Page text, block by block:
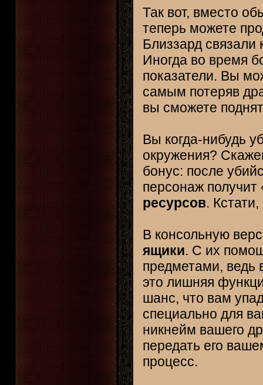
Так вот, вместо
теперь можете
Близзард
Иногда во время
показатели. Вы
самым потеряв
вы сможете
Вы когда-нибудь
окружения?
бонус: после
персонаж
ресурсов.
В консольную
ящики. С их
предметами, ведь
это лишняя
шанс, что вам
специально для
никнейм вашего
передать его
процесс.